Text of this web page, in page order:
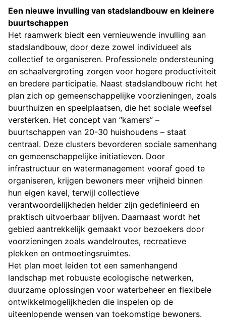
Een nieuwe invulling van stadslandbouw en kleinere
buurtschappen
Het raamwerk biedt een vernieuwende invulling aan
stadslandbouw, door deze zowel individueel als
collectief te organiseren. Professionele ondersteuning
en schaalvergroting zorgen voor hogere productiviteit
en bredere participatie. Naast stadslandbouw richt het
plan zich op gemeenschappelijke voorzieningen, zoals
buurthuizen en speelplaatsen, die het sociale weefsel
versterken. Het concept van “kamers” –
buurtschappen van 20-30 huishoudens – staat
centraal. Deze clusters bevorderen sociale samenhang
en gemeenschappelijke initiatieven. Door
infrastructuur en watermanagement vooraf goed te
organiseren, krijgen bewoners meer vrijheid binnen
hun eigen kavel, terwijl collectieve
verantwoordelijkheden helder zijn gedefinieerd en
praktisch uitvoerbaar blijven. Daarnaast wordt het
gebied aantrekkelijk gemaakt voor bezoekers door
voorzieningen zoals wandelroutes, recreatieve
plekken en ontmoetingsruimtes.
Het plan moet leiden tot een samenhangend
landschap met robuuste ecologische netwerken,
duurzame oplossingen voor waterbeheer en flexibele
ontwikkelmogelijkheden die inspelen op de
uiteenlopende wensen van toekomstige bewoners.